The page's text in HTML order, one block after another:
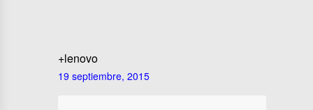
+lenovo
19 septiembre, 2015